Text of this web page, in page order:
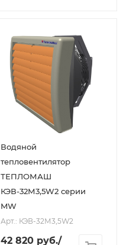
Водяной
тепловентилятор
ТЕПЛОМАШ
КЭВ-32М3,5W2 серии
MW
Арт.: КЭВ-32М3,5W2
42 820 руб./